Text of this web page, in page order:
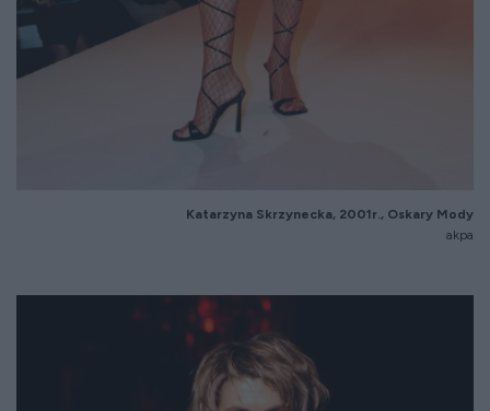
Katarzyna Skrzynecka, 2001r., Oskary Mody
akpa